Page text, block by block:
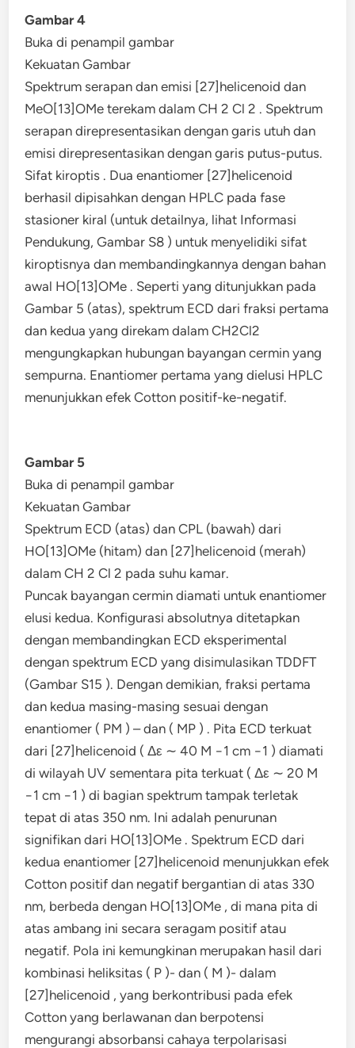
Gambar 4
Buka di penampil gambar
Kekuatan Gambar
Spektrum serapan dan emisi [27]helicenoid dan
MeO[13]OMe terekam dalam CH 2 Cl 2 . Spektrum
serapan direpresentasikan dengan garis utuh dan
emisi direpresentasikan dengan garis putus-putus.
Sifat kiroptis . Dua enantiomer [27]helicenoid
berhasil dipisahkan dengan HPLC pada fase
stasioner kiral (untuk detailnya, lihat Informasi
Pendukung, Gambar S8 ) untuk menyelidiki sifat
kiroptisnya dan membandingkannya dengan bahan
awal HO[13]OMe . Seperti yang ditunjukkan pada
Gambar 5 (atas), spektrum ECD dari fraksi pertama
dan kedua yang direkam dalam CH2Cl2
mengungkapkan hubungan bayangan cermin yang
sempurna. Enantiomer pertama yang dielusi HPLC
menunjukkan efek Cotton positif-ke-negatif.
Gambar 5
Buka di penampil gambar
Kekuatan Gambar
Spektrum ECD (atas) dan CPL (bawah) dari
HO[13]OMe (hitam) dan [27]helicenoid (merah)
dalam CH 2 Cl 2 pada suhu kamar.
Puncak bayangan cermin diamati untuk enantiomer
elusi kedua. Konfigurasi absolutnya ditetapkan
dengan membandingkan ECD eksperimental
dengan spektrum ECD yang disimulasikan TDDFT
(Gambar S15 ). Dengan demikian, fraksi pertama
dan kedua masing-masing sesuai dengan
enantiomer ( PM ) – dan ( MP ) . Pita ECD terkuat
dari [27]helicenoid ( Δε ∼ 40 M −1 cm −1 ) diamati
di wilayah UV sementara pita terkuat ( Δε ∼ 20 M
−1 cm −1 ) di bagian spektrum tampak terletak
tepat di atas 350 nm. Ini adalah penurunan
signifikan dari HO[13]OMe . Spektrum ECD dari
kedua enantiomer [27]helicenoid menunjukkan efek
Cotton positif dan negatif bergantian di atas 330
nm, berbeda dengan HO[13]OMe , di mana pita di
atas ambang ini secara seragam positif atau
negatif. Pola ini kemungkinan merupakan hasil dari
kombinasi heliksitas ( P )- dan ( M )- dalam
[27]helicenoid , yang berkontribusi pada efek
Cotton yang berlawanan dan berpotensi
mengurangi absorbansi cahaya terpolarisasi